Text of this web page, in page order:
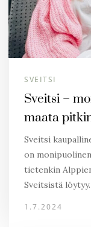
SVEITSI
Sveitsi –
maata
Sveitsi
on
tietenkin
Sveitsistä
1.7.2024